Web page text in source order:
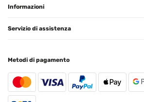
Informazioni
Servizio di assistenza
Metodi di pagamento